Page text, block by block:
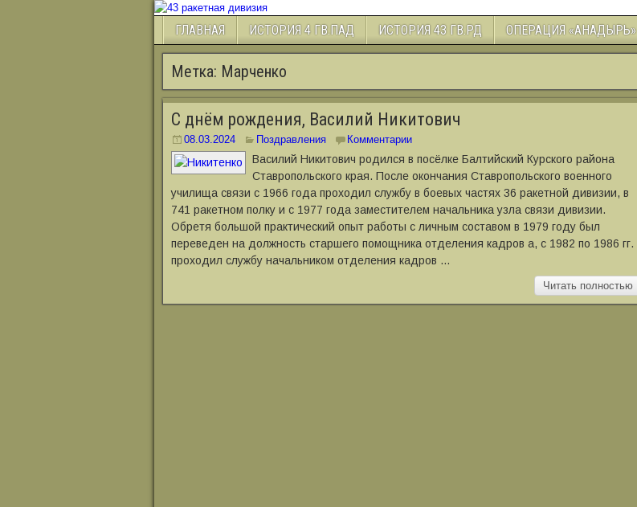
ГЛАВНАЯ ИСТОРИЯ 4 ГВ.ПАД ИСТОРИЯ 43 ГВ.РД ОПЕРАЦИЯ «АНАДЫРЬ»
Метка: Марченко
С днём рождения, Василий Никитович
08.03.2024 Поздравления Комментарии
Василий Никитович родился в посёлке Балтийский Курского района
Ставропольского края. После окончания Ставропольского военного
училища связи с 1966 года проходил службу в боевых частях 36 ракетной дивизии, в
741 ракетном полку и с 1977 года заместителем начальника узла связи дивизии.
Обретя большой практический опыт работы с личным составом в 1979 году был
переведен на должность старшего помощника отделения кадров а, с 1982 по 1986 гг.
проходил службу начальником отделения кадров …
Читать полностью